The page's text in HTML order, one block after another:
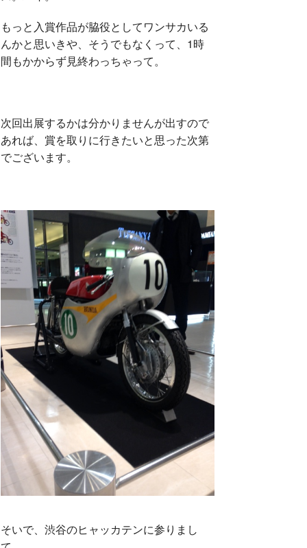
もっと入賞作品が脇役としてワンサカいる
んかと思いきや、そうでもなくって、1時
間もかからず見終わっちゃって。
次回出展するかは分かりませんが出すので
あれば、賞を取りに行きたいと思った次第
でございます。
そいで、渋谷のヒャッカテンに参りまし